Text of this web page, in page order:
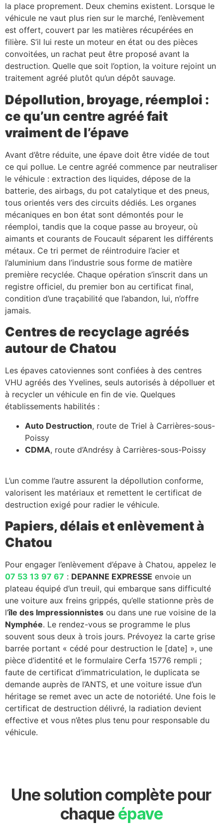
la place proprement. Deux chemins existent. Lorsque le
véhicule ne vaut plus rien sur le marché, l’enlèvement
est offert, couvert par les matières récupérées en
filière. S’il lui reste un moteur en état ou des pièces
convoitées, un rachat peut être proposé avant la
destruction. Quelle que soit l’option, la voiture rejoint un
traitement agréé plutôt qu’un dépôt sauvage.
Dépollution, broyage, réemploi :
ce qu’un centre agréé fait
vraiment de l’épave
Avant d’être réduite, une épave doit être vidée de tout
ce qui pollue. Le centre agréé commence par neutraliser
le véhicule : extraction des liquides, dépose de la
batterie, des airbags, du pot catalytique et des pneus,
tous orientés vers des circuits dédiés. Les organes
mécaniques en bon état sont démontés pour le
réemploi, tandis que la coque passe au broyeur, où
aimants et courants de Foucault séparent les différents
métaux. Ce tri permet de réintroduire l’acier et
l’aluminium dans l’industrie sous forme de matière
première recyclée. Chaque opération s’inscrit dans un
registre officiel, du premier bon au certificat final,
condition d’une traçabilité que l’abandon, lui, n’offre
jamais.
Centres de recyclage agréés
autour de Chatou
Les épaves catoviennes sont confiées à des centres
VHU agréés des Yvelines, seuls autorisés à dépolluer et
à recycler un véhicule en fin de vie. Quelques
établissements habilités :
Auto Destruction, route de Triel à Carrières-sous-
Poissy
CDMA, route d’Andrésy à Carrières-sous-Poissy
L’un comme l’autre assurent la dépollution conforme,
valorisent les matériaux et remettent le certificat de
destruction exigé pour radier le véhicule.
Papiers, délais et enlèvement à
Chatou
Pour engager l’enlèvement d’épave à Chatou, appelez le
07 53 13 97 67 : DEPANNE EXPRESSE envoie un
plateau équipé d’un treuil, qui embarque sans difficulté
une voiture aux freins grippés, qu’elle stationne près de
l’île des Impressionnistes ou dans une rue voisine de la
Nymphée. Le rendez-vous se programme le plus
souvent sous deux à trois jours. Prévoyez la carte grise
barrée portant « cédé pour destruction le [date] », une
pièce d’identité et le formulaire Cerfa 15776 rempli ;
faute de certificat d’immatriculation, le duplicata se
demande auprès de l’ANTS, et une voiture issue d’un
héritage se remet avec un acte de notoriété. Une fois le
certificat de destruction délivré, la radiation devient
effective et vous n’êtes plus tenu pour responsable du
véhicule.
Une solution complète pour
chaque épave